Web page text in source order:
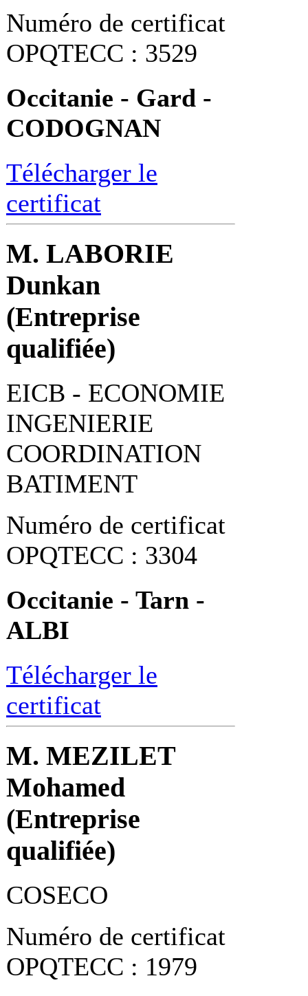
Numéro de certificat
OPQTECC : 3529
Occitanie - Gard -
CODOGNAN
Télécharger le
certificat
M. LABORIE
Dunkan
(Entreprise
qualifiée)
EICB - ECONOMIE
INGENIERIE
COORDINATION
BATIMENT
Numéro de certificat
OPQTECC : 3304
Occitanie - Tarn -
ALBI
Télécharger le
certificat
M. MEZILET
Mohamed
(Entreprise
qualifiée)
COSECO
Numéro de certificat
OPQTECC : 1979